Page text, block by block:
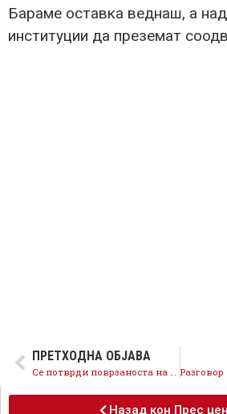
Бараме оставка веднаш, а
институции да преземат
ПРЕТХОДНА ОБЈАВА
Се потврди поврзаноста на медиумските курири со партиските испостави во Уставниот суд
Назад кон Прес